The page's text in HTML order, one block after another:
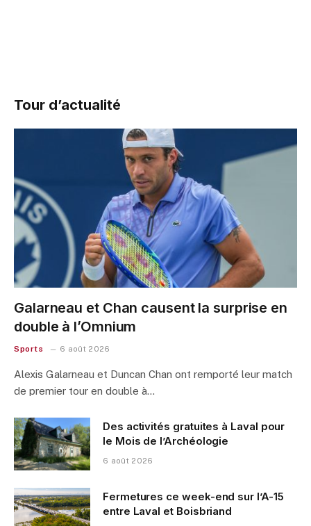
Tour d’actualité
Galarneau et Chan causent la surprise en
double à l’Omnium
Sports 6 août 2026
Alexis Galarneau et Duncan Chan ont remporté leur match
de premier tour en double à…
Des activités gratuites à Laval pour
le Mois de l’Archéologie
6 août 2026
Fermetures ce week-end sur l’A-15
entre Laval et Boisbriand